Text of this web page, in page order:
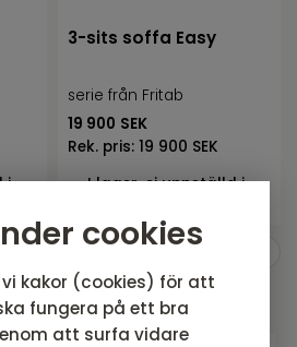
cookies
kakor (cookies) för att
fungera på ett bra
att surfa vidare
i
3-sits soffa Easy
serie från Fritab
19 900 SEK
Rek. pris: 19 900 SEK
I lager, ej uppställd i